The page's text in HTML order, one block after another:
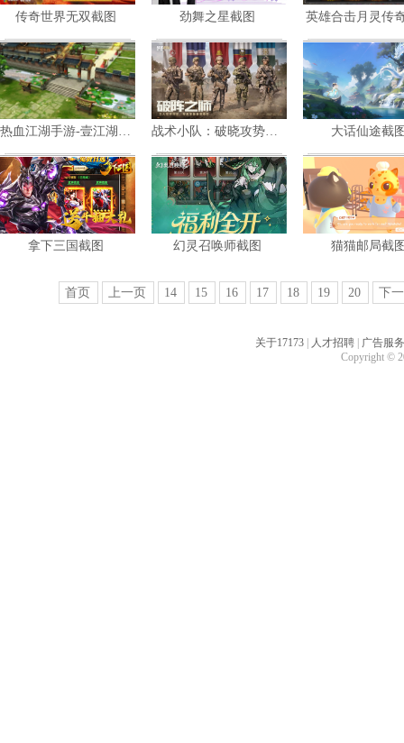
暂未评星
角色扮演
共6张
传奇世界无双截图
暂未评星
休闲竞技
共4 张
劲舞之星截图 暂未评星
张
英雄合击月灵传
暂未评星
共3张
热血江湖手游-壹江湖截图
暂未评星
角色扮演
共3张
战术小队：破晓攻势截图
暂未评星
策略
共6张
大话仙途截
暂未评星
拿下三国截图
暂未评星
共
张
幻灵召唤师截图 暂未评星
共6
猫猫邮局截
首页 上一页 14 15 16 17 18 19 20 下
关于17173 人才招聘
广告服务
Copyright ©